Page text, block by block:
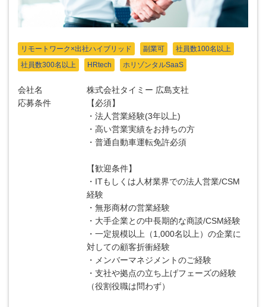
リモートワーク×出社ハイブリッド 副業可
社員数100名以上
社員数300名以上
HRtech ホリゾンタルSaaS
会社名
株式会社タイミー 広島支社
応募条件
【必須】
・法人営業経験(3年以上)
・高い営業実績をお持ちの方
・普通自動車運転免許必須
【歓迎条件】
・ITもしくは人材業界での法人営業/CSM
経験
・無形商材の営業経験
・大手企業との中長期的な商談/CSM経験
・一定規模以上（1,000名以上）の企業に
対しての顧客折衝経験
・メンバーマネジメントのご経験
・支社や拠点の立ち上げフェーズの経験
（役割役職は問わず）